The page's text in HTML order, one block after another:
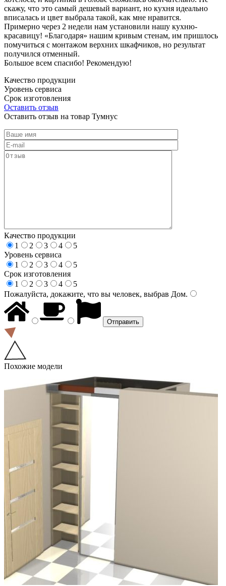
скажу, что это самый дешевый вариант, но кухня идеально
вписалась и цвет выбрала такой, как мне нравится.
Примерно через 2 недели нам установили нашу кухню-
красавицу! «Благодаря» нашим кривым стенам, им пришлось
помучиться с монтажом верхних шкафчиков, но результат
получился отменный.
Большое всем спасибо! Рекомендую!
Качество продукции
Уровень сервиса
Срок изготовления
Оставить отзыв
Оставить отзыв на товар Тумнус
Качество продукции
1
2 3 4
5
Уровень сервиса
1
2 3 4
5
Срок изготовления
1
2 3 4
5
Пожалуйста, докажите, что вы человек, выбрав Дом.
Похожие модели